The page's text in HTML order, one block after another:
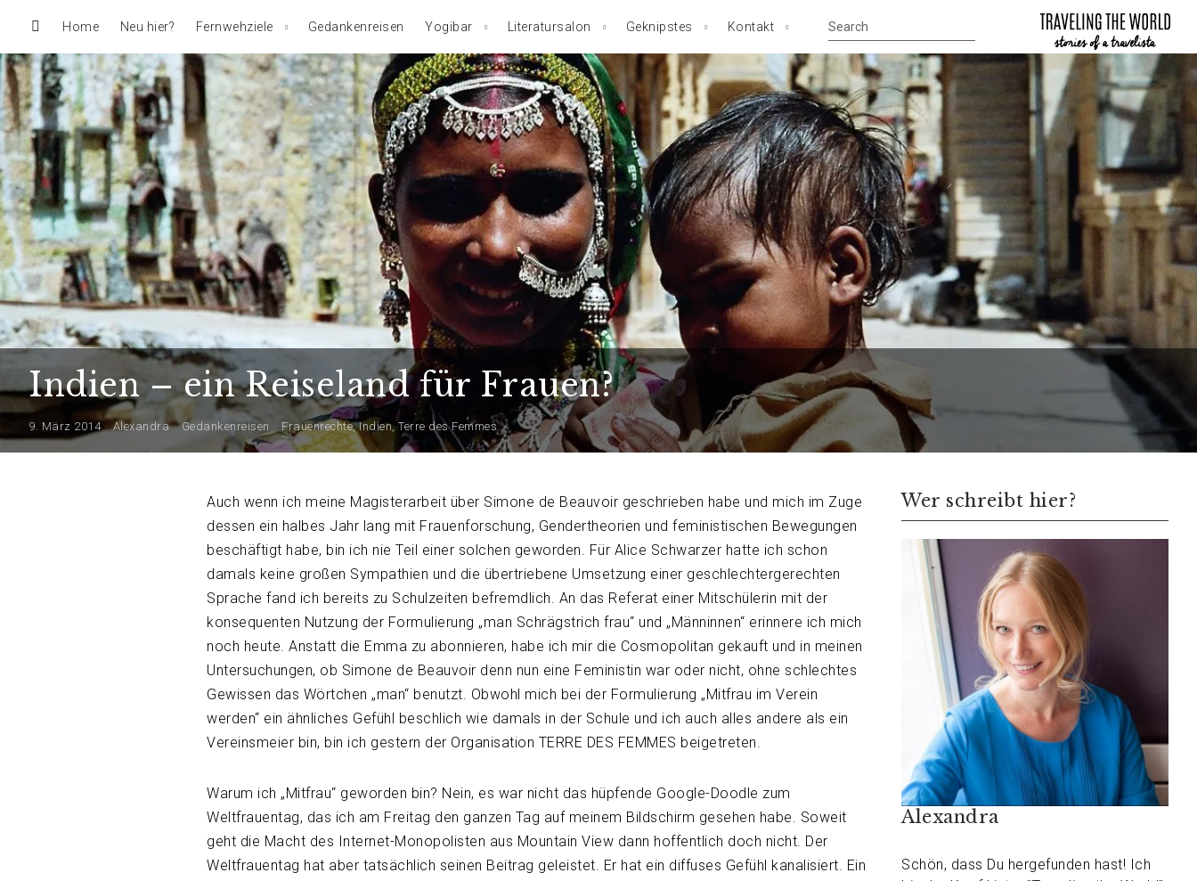
Home Neu hier? Fernwehziele Gedankenreisen Yogibar Literatursalon Geknipstes Kontakt
Indien – ein Reiseland für Frauen?
9. März 2014 Alexandra Gedankenreisen Frauenrechte,Indien,Terre des Femmes
Auch wenn ich meine Magisterarbeit über Simone de Beauvoir geschrieben habe und mich im Zuge
dessen ein halbes Jahr lang mit Frauenforschung, Gendertheorien und feministischen Bewegungen
beschäftigt habe, bin ich nie Teil einer solchen geworden. Für Alice Schwarzer hatte ich schon
damals keine großen Sympathien und die übertriebene Umsetzung einer geschlechtergerechten
Sprache fand ich bereits zu Schulzeiten befremdlich. An das Referat einer Mitschülerin mit der
konsequenten Nutzung der Formulierung „man Schrägstrich frau“ und „Männinnen“ erinnere ich mich
noch heute. Anstatt die Emma zu abonnieren, habe ich mir die Cosmopolitan gekauft und in meinen
Untersuchungen, ob Simone de Beauvoir denn nun eine Feministin war oder nicht, ohne schlechtes
Gewissen das Wörtchen „man“ benutzt. Obwohl mich bei der Formulierung „Mitfrau im Verein
werden“ ein ähnliches Gefühl beschlich wie damals in der Schule und ich auch alles andere als ein
Vereinsmeier bin, bin ich gestern der Organisation TERRE DES FEMMES beigetreten.
Warum ich „Mitfrau“ geworden bin? Nein, es war nicht das hüpfende Google-Doodle zum
Weltfrauentag, das ich am Freitag den ganzen Tag auf meinem Bildschirm gesehen habe. Soweit
geht die Macht des Internet-Monopolisten aus Mountain View dann hoffentlich doch nicht. Der
Weltfrauentag hat aber tatsächlich seinen Beitrag geleistet. Er hat ein diffuses Gefühl kanalisiert. Ein
Wer schreibt hier?
Alexandra
Schön, dass Du hergefunden hast! Ich